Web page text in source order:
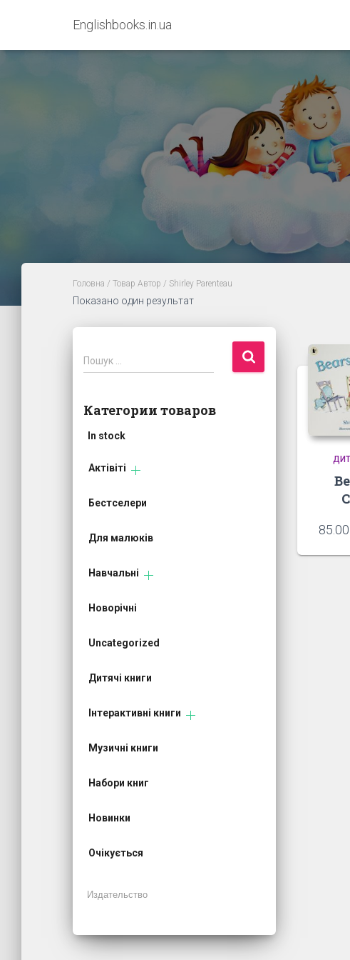
Englishbooks.in.ua
Головна / Товар Автор / Shirley Parenteau
Показано один результат
П
о
к
Пошук …
Категории товаров
In stock
Актівіті
Бестселери
Для малюків
Навчальні
Новорічні
Uncategorized
Дитячі книги
Інтерактивні книги
Музичні книги
Набори книг
Новинки
Очікується
85.00